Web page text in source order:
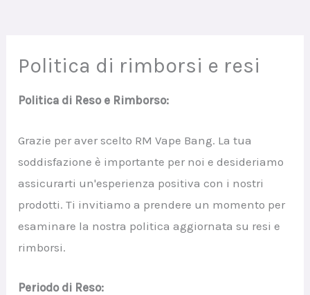
Politica di rimborsi e resi
Politica di Reso e Rimborso:
Grazie per aver scelto RM Vape Bang. La tua
soddisfazione è importante per noi e desideriamo
assicurarti un'esperienza positiva con i nostri
prodotti. Ti invitiamo a prendere un momento per
esaminare la nostra politica aggiornata su resi e
rimborsi.
Periodo di Reso: